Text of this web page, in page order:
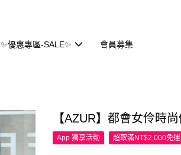
✨優惠專區-SALE✨ 會員募集
【AZUR】都會女伶時
App 獨享活動 超取滿NT$2,000免運